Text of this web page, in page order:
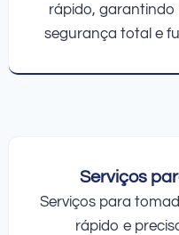
rápido,
segurança total e
Serviços
Serviços para
rápido e